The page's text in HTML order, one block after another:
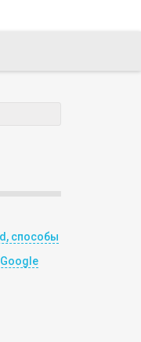
способы